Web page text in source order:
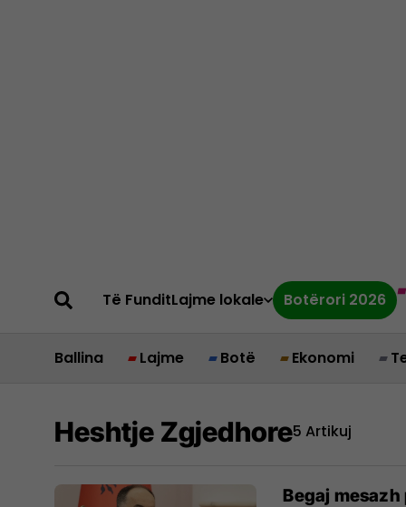
Të FunditLajme lokale Botërori 2026
Ballina Lajme Botë Ekonomi
Heshtje Zgjedhore5 Artikuj
Begaj